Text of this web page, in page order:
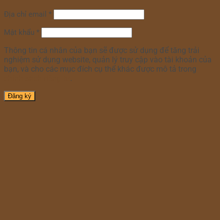
Địa chỉ email *
Mật khẩu *
Thông tin cá nhân của bạn sẽ được sử dụng để tăng trải
nghiệm sử dụng website, quản lý truy cập vào tài khoản của
bạn, và cho các mục đích cụ thể khác được mô tả trong
Đăng ký